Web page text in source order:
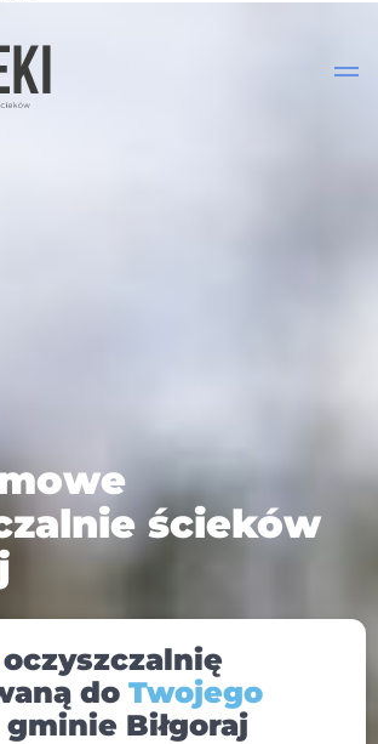
ścieków
oczyszczalnię
doTwojego
Biłgoraj